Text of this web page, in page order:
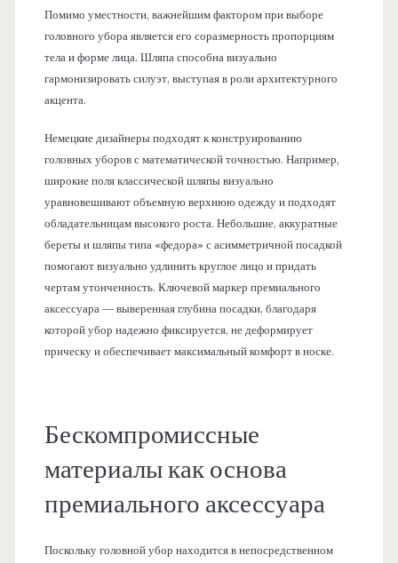
Помимо уместности, важнейшим фактором при выборе
головного убора является его соразмерность пропорциям
тела и форме лица. Шляпа способна визуально
гармонизировать силуэт, выступая в роли архитектурного
акцента.
Немецкие дизайнеры подходят к конструированию
головных уборов с математической точностью. Например,
широкие поля классической шляпы визуально
уравновешивают объемную верхнюю одежду и подходят
обладательницам высокого роста. Небольшие, аккуратные
береты и шляпы типа «федора» с асимметричной посадкой
помогают визуально удлинить круглое лицо и придать
чертам утонченность. Ключевой маркер премиального
аксессуара — выверенная глубина посадки, благодаря
которой убор надежно фиксируется, не деформирует
прическу и обеспечивает максимальный комфорт в носке.
Бескомпромиссные
материалы как основа
премиального аксессуара
Поскольку головной убор находится в непосредственном